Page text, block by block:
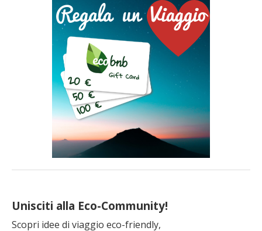
Unisciti alla Eco-Community!
Scopri idee di viaggio eco-friendly,
dell’animo di questa bellissima città […]